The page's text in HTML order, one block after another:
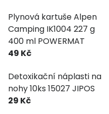
Plynová kartuše Alpen
Camping IK1004 227 g
400 ml POWERMAT
49 Kč
Detoxikační náplasti na
nohy 10ks 15027 JIPOS
29 Kč